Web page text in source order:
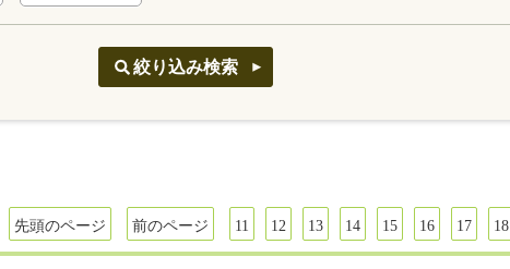
先頭のページ
前のページ 11 12 13 14 15 16 17 18